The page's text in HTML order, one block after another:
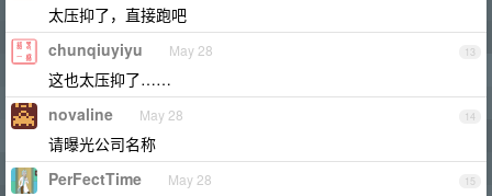
太压抑了，直接跑吧
13
chunqiuyiyu May 28
这也太压抑了……
14
novaline May 28
请曝光公司名称
15
PerFectTime May 28